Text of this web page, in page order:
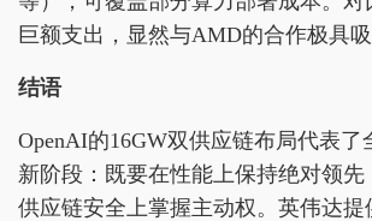
巨额支出，显然与AMD的合作极具吸
结语
OpenAI的16GW双供应链布局代表了
新阶段：既要在性能上保持绝对领
供应链安全上掌握主动权。英伟达提